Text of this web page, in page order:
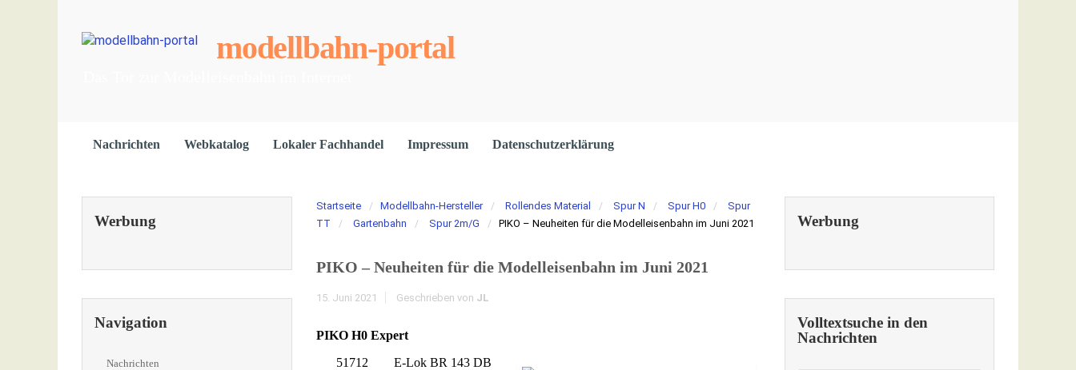
modellbahn-portal
Nachrichten Webkatalog Lokaler Fachhandel Impressum Datenschutzerklärung
Werbung
Navigation
Nachrichten
Startseite Modellbahn-Hersteller Rollendes Material Spur N Spur H0
Spur
TT
Gartenbahn Spur 2m/G PIKO – Neuheiten für die Modelleisenbahn im Juni 2021
PIKO – Neuheiten für die Modelleisenbahn im Juni 2021
15. Juni 2021 Geschrieben von JL
PIKO H0 Expert
51712 E-Lok BR 143 DB
Werbung
Volltextsuche in den
Nachrichten